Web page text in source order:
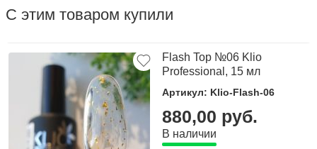
натурального проводника быстро впитается в глубокие слои
С этим товаром купили
Flash Top №06 Klio
Professional, 15 мл
Артикул: Klio-Flash-06
880,00 руб.
В наличии